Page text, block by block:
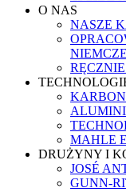
O NAS
NASZE
MAHLE
DRUŻYNY I
JOSÉ
GUNN-